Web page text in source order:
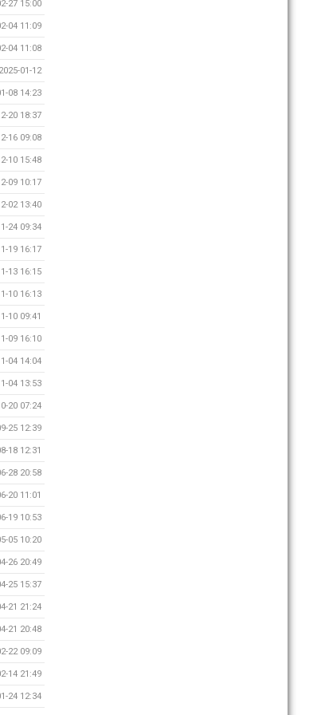
27 15:00
04 11:09
04 11:08
2025-01-12
08 14:23
20 18:37
16 09:08
10 15:48
09 10:17
02 13:40
24 09:34
19 16:17
13 16:15
10 16:13
10 09:41
09 16:10
04 14:04
04 13:53
20 07:24
25 12:39
18 12:31
28 20:58
20 11:01
19 10:53
05 10:20
26 20:49
25 15:37
21 21:24
21 20:48
22 09:09
14 21:49
24 12:34